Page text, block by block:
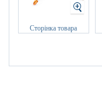
Сторінка товара